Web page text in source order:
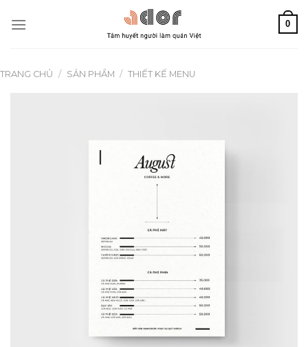
đến
0
TRANG CHỦ / SẢN PHẨM / THIẾT KẾ MENU